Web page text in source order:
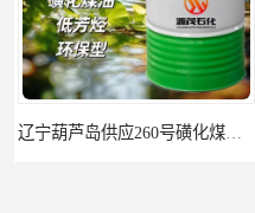
辽宁葫芦岛供应260号磺化煤油电解铜电解镍钴稀释剂